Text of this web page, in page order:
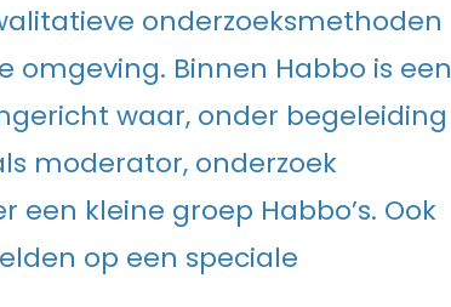
onderzoeksmethoden
Binnen Habbo is een
waar, onder begeleiding
moderator, onderzoek
kleine groep Habbo’s. Ook
op een speciale